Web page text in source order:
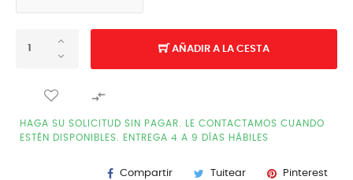
AÑADIR A LA CESTA

HAGA SU SOLICITUD SIN PAGAR. LE CONTACTAMOS CUANDO
ESTÉN DISPONIBLES. ENTREGA 4 A 9 DÍAS HÁBILES
Compartir Tuitear Pinterest